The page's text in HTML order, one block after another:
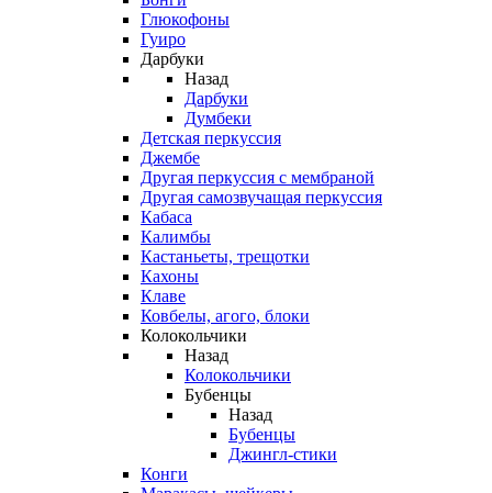
Глюкофоны
Гуиро
Дарбуки
Назад
Дарбуки
Думбеки
Детская перкуссия
Джембе
Другая перкуссия с мембраной
Другая самозвучащая перкуссия
Кабаса
Калимбы
Кастаньеты, трещотки
Кахоны
Клаве
Ковбелы, агого, блоки
Колокольчики
Назад
Колокольчики
Бубенцы
Назад
Бубенцы
Джингл-стики
Конги